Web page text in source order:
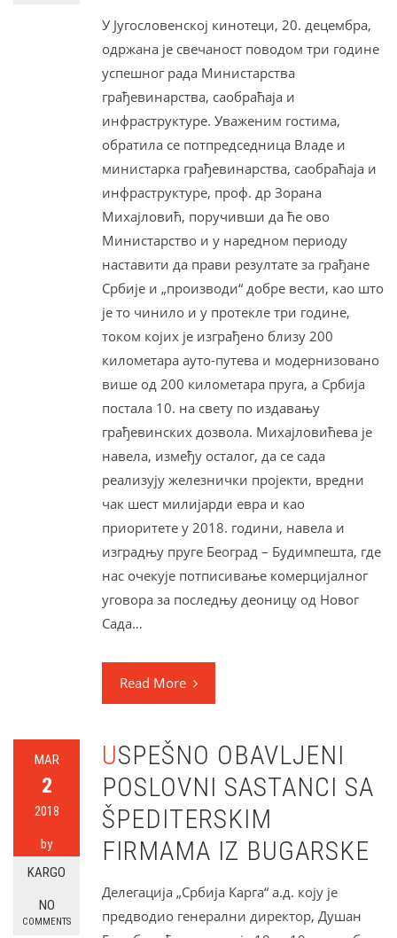
У Југословенској кинотеци, 20. децембра,
одржана је свечаност поводом три године
успешног рада Министарства
грађевинарства, саобраћаја и
инфраструктуре. Уваженим гостима,
обратила се потпредседница Владе и
министарка грађевинарства, саобраћаја и
инфраструктуре, проф. др Зорана
Михајловић, поручивши да ће ово
Министарство и у наредном периоду
наставити да прави резултате за грађане
Србије и „производи“ добре вести, као што
је то чинило и у протекле три године,
током којих је изграђено близу 200
километара ауто-путева и модернизовано
више од 200 километара пруга, а Србија
постала 10. на свету по издавању
грађевинских дозвола. Михајловићева је
навела, између осталог, да се сада
реализују железнички пројекти, вредни
чак шест милијарди евра и као
приоритете у 2018. години, навела и
изградњу пруге Београд – Будимпешта, где
нас очекује потписивање комерцијалног
уговора за последњу деоницу од Новог
Сада…
Read More
MAR
2
2018
by
KARGO
NO
COMMENTS
USPEŠNO OBAVLJENI
POSLOVNI SASTANCI SA
ŠPEDITERSKIM
FIRMAMA IZ BUGARSKE
Делегација „Србија Карга“ а.д. коју је
предводио генерални директор, Душан